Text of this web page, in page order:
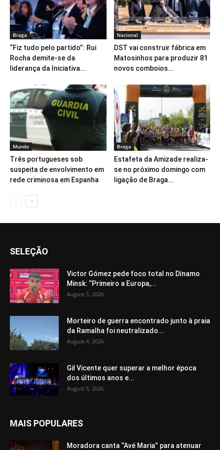
Braga
“Fiz tudo pelo partido”: Rui
Rocha demite-se da
liderança da Iniciativa...
Nacional
DST vai construir fábrica em
Matosinhos para produzir 81
novos comboios...
Mundo
Três portugueses sob
suspeita de envolvimento em
rede criminosa em Espanha
Braga
Estafeta da Amizade realiza-
se no próximo domingo com
ligação de Braga...
SELEÇÃO
Victor Gómez pede foco total no Dínamo
Minsk: “Primeiro a Europa,...
August 5, 2026
Morteiro de guerra encontrado junto à praia
da Ramalha foi neutralizado...
August 4, 2026
Gil Vicente quer superar a melhor época
dos últimos anos e...
August 5, 2026
MAIS POPULARES
Moradora canta “Avé Maria” para atenuar